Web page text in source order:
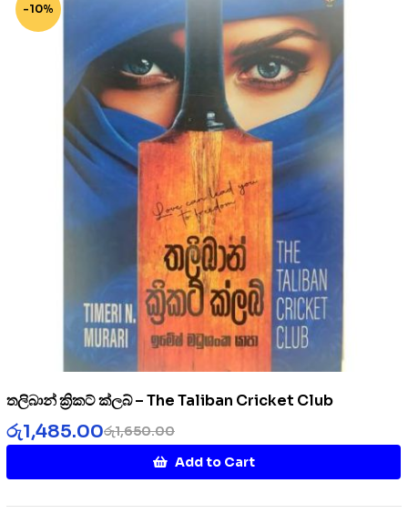
-10%
තලිබාන් ක්‍රිකට් ක්ලබ් – The Taliban Cricket Club
රු1,650.00
රු1,485.00
Add to Cart